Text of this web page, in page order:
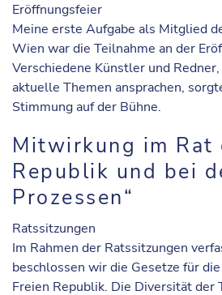
Eröffnungsfeier
Meine erste Aufgabe als Mitglied
Wien war die Teilnahme an der
Verschiedene Künstler und
aktuelle Themen ansprachen,
Stimmung auf der Bühne.
Mitwirkung im Rat
Republik und bei
Prozessen“
Ratssitzungen
Im Rahmen der Ratssitzungen
beschlossen wir die Gesetze für
Freien Republik. Die Diversität der